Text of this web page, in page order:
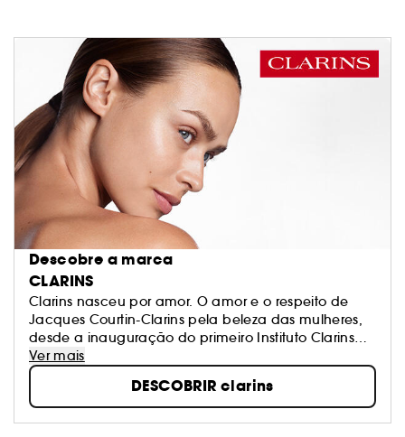
Descobre a marca
CLARINS
Clarins nasceu por amor. O amor e o respeito de
Jacques Courtin-Clarins pela beleza das mulheres,
desde a inauguração do primeiro Instituto Clarins
em Paris, em 1954. N ° 1 Beleza Europeia, a Clarins
trabalha incansavelmente para oferecer a todas as
mulheres o melhor da natureza. A Clarins tem
milhões de clientes fiéis e, para a marca, cada um
é único.
Ver mais
DESCOBRIR clarins